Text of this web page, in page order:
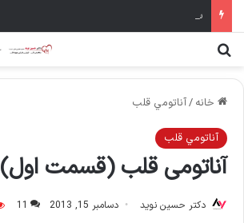
سال نو مبارک
خانه /آناتومي قلب
آناتومي قلب
آناتومی قلب (قسمت اول)
دکتر حسین نوید دسامبر 15, 2013 11